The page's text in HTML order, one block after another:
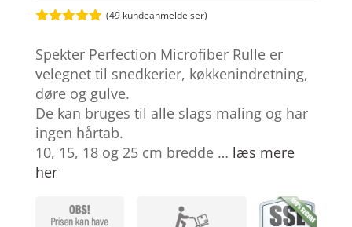
ud af 5
baseret på
kundebedøm
melser
(49 kundeanmeldelser)
Spekter Perfection Microfiber Rulle er
velegnet til snedkerier, køkkenindretning,
døre og gulve.
De kan bruges til alle slags maling og har
ingen hårtab.
10, 15, 18 og 25 cm bredde … læs mere
her